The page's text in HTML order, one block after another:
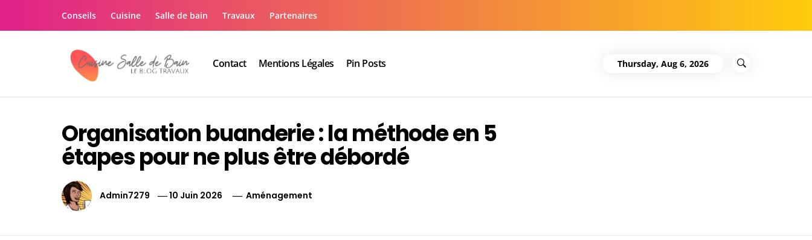
Conseils Cuisine Salle de bain Travaux Partenaires
Contact Mentions Légales Pin Posts Thursday, Aug 6, 2026
Organisation buanderie : la méthode en 5
étapes pour ne plus être débordé
Admin7279 10 Juin 2026 Aménagement